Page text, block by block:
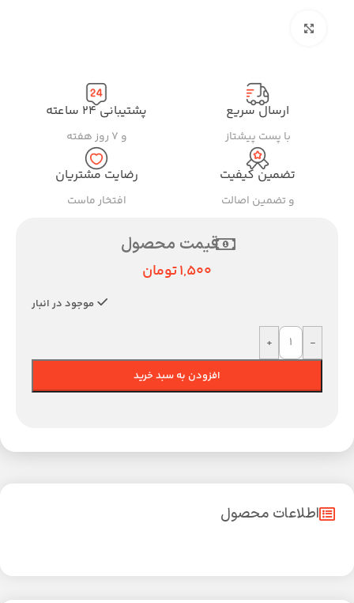
ارسال سریع
با پست پیشتاز
پشتیبانی ۲۴ ساعته
و ۷ روز هفته
تضمین کیفیت
و تضمین اصالت
رضایت مشتریان
افتخار ماست
قیمت محصول
1,500تومان
موجود در انبار
-
+
افزودن به سبد خرید
اطلاعات محصول